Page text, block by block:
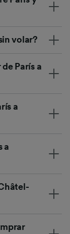
volar?
París a
a
a